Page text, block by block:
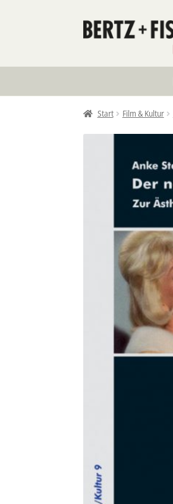
Zur
Navigation
Zum
Inhalt
Start Film & Kultur